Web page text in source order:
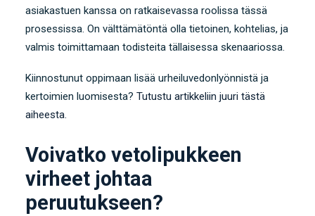
asiakastuen kanssa on ratkaisevassa roolissa tässä
prosessissa. On välttämätöntä olla tietoinen, kohtelias, ja
valmis toimittamaan todisteita tällaisessa skenaariossa.
Kiinnostunut oppimaan lisää urheiluvedonlyönnistä ja
kertoimien luomisesta? Tutustu artikkeliin juuri tästä
aiheesta.
Voivatko vetolipukkeen
virheet johtaa
peruutukseen?